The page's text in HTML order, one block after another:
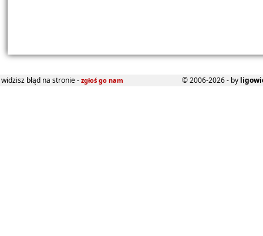
widzisz błąd na stronie - zgłoś go nam © 2006-2026 - by